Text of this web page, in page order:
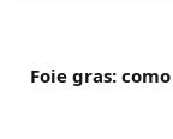
Foie gras: